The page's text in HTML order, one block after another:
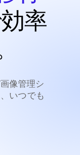
率
像管理シ
いつでも